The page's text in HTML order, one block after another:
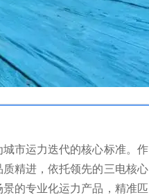
市运力迭代的核心标准。作
精进，依托领先的三电核心
的专业化运力产品，精准匹